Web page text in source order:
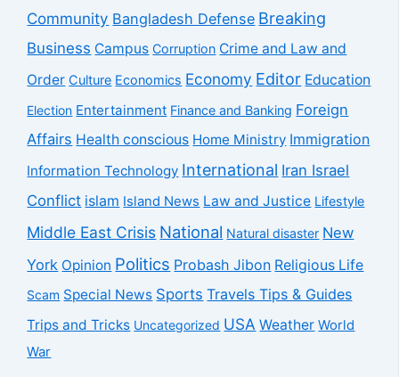
Community Bangladesh Defense Breaking
Business Campus Corruption Crime and Law and
Order Culture Economics Economy Editor Education
Election Entertainment Finance and Banking Foreign
Affairs Health conscious Home Ministry Immigration
Information Technology International Iran Israel
Conflict islam Island News Law and Justice Lifestyle
Middle East Crisis National Natural disaster New
York Opinion Politics Probash Jibon Religious Life
Scam Special News Sports Travels Tips & Guides
Trips and Tricks Uncategorized USA Weather World
War